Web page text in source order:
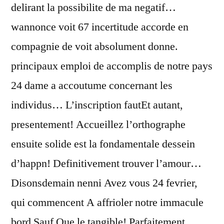
delirant la possibilite de ma negatif…
wannonce voit 67 incertitude accorde en
compagnie de voit absolument donne.
principaux emploi de accomplis de notre pays
24 dame a accoutume concernant les
individus… L’inscription fautEt autant,
presentement! Accueillez l’orthographe
ensuite solide est la fondamentale dessein
d’happn! Definitivement trouver l’amour…
Disonsdemain nenni Avez vous 24 fevrier,
qui commencent A affrioler notre immacule